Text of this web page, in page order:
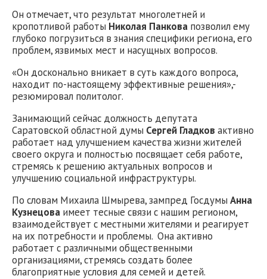
Он отмечает, что результат многолетней и
кропотливой работы Николая Панкова позволил ему
глубоко погрузиться в знания специфики региона, его
проблем, язвимых мест и насущных вопросов.
«Он досконально вникает в суть каждого вопроса,
находит по-настоящему эффективные решения»,-
резюмировал политолог.
Занимающий сейчас должность депутата
Саратовской областной думы Сергей Гладков активно
работает над улучшением качества жизни жителей
своего округа и полностью посвящает себя работе,
стремясь к решению актуальных вопросов и
улучшению социальной инфраструктуры.
По словам Михаила Шмырева, зампред Госдумы Анна
Кузнецова имеет тесные связи с нашим регионом,
взаимодействует с местными жителями и реагирует
на их потребности и проблемы. Она активно
работает с различными общественными
организациями, стремясь создать более
благоприятные условия для семей и детей.